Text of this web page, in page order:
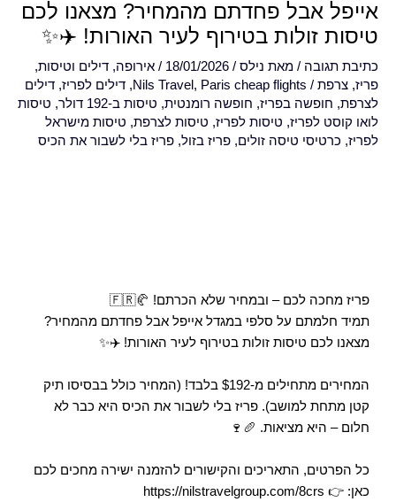
אייפל אבל פחדתם מהמחיר? מצאנו לכם
טיסות זולות בטירוף לעיר האורות! ✈️✨
כתיבת תגובה / מאת נילס /
18/01/2026
/ אירופה, דילים וטיסות,
פריז, צרפת /
Nils Travel , Paris cheap flights
, דילים לפריז, דילים
לצרפת, חופשה בפריז, חופשה רומנטית, טיסות ב-192 דולר , טיסות
לואו קוסט לפריז, טיסות לפריז, טיסות לצרפת, טיסות מישראל
לפריז, כרטיסי טיסה זולים, פריז בזול, פריז בלי לשבור את הכיס
פריז מחכה לכם – ובמחיר שלא הכרתם! 🥐🇫🇷
מצאנו לכם טיסות זולות בטירוף לעיר האורות! ✈️✨
חלום – היא מציאות. 🥖🍷
כאן: 👉 https://nilstravelgroup.com/8crs